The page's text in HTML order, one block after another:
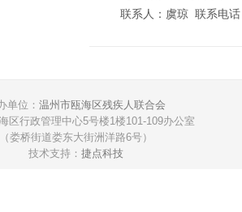
联系人：虞琼 联系电
单位： 温州市瓯海区残疾人联合会
区行政管理中心5号楼1楼101-109办公室
（娄桥街道娄东大街洲洋路6号）
技术支持： 捷点科技